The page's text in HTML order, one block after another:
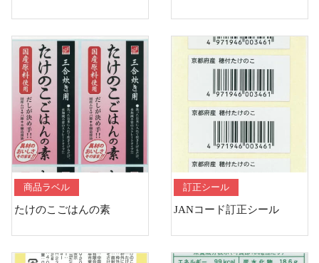
商品ラベル
たけのこごはんの素
訂正シール
JANコード訂正シール